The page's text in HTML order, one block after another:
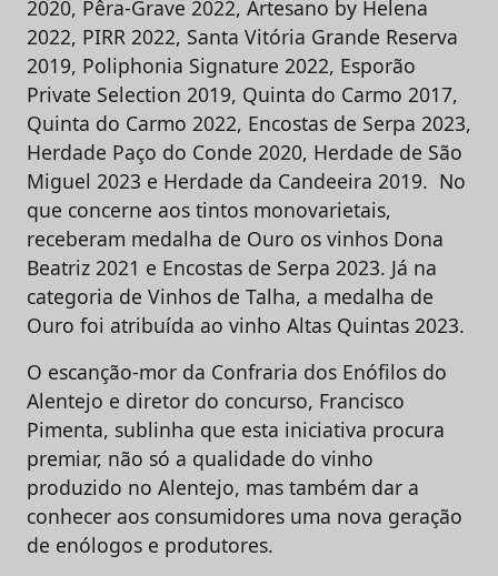
2020, Pêra-Grave 2022, Artesano by Helena
2022, PIRR 2022, Santa Vitória Grande Reserva
2019, Poliphonia Signature 2022, Esporão
Private Selection 2019, Quinta do Carmo 2017,
Quinta do Carmo 2022, Encostas de Serpa 2023,
Herdade Paço do Conde 2020, Herdade de São
Miguel 2023 e Herdade da Candeeira 2019. No
que concerne aos tintos monovarietais,
receberam medalha de Ouro os vinhos Dona
Beatriz 2021 e Encostas de Serpa 2023. Já na
categoria de Vinhos de Talha, a medalha de
Ouro foi atribuída ao vinho Altas Quintas 2023.
O escanção-mor da Confraria dos Enófilos do
Alentejo e diretor do concurso, Francisco
Pimenta, sublinha que esta iniciativa procura
premiar, não só a qualidade do vinho
produzido no Alentejo, mas também dar a
conhecer aos consumidores uma nova geração
de enólogos e produtores.